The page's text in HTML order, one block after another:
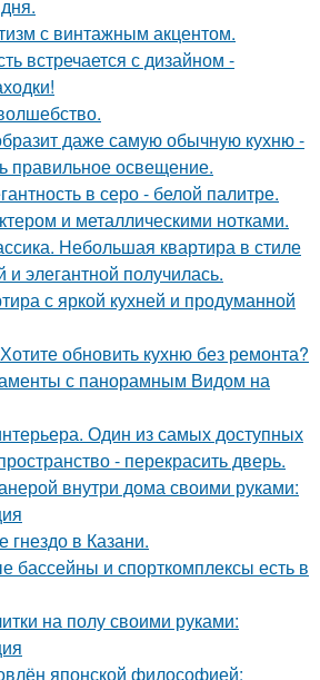
с винтажным акцентом.
встречается с дизайном -
даже самую обычную кухню -
правильное освещение.
в серо - белой палитре.
и металлическими нотками.
Небольшая квартира в стиле
и элегантной получилась.
с яркой кухней и продуманной
обновить кухню без ремонта?
с панорамным Видом на
Один из самых доступных
- перекрасить дверь.
внутри дома своими руками:
в Казани.
бассейны и спорткомплексы есть в
на полу своими руками:
японской философией: